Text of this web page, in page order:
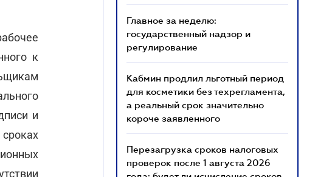
к
и
Главное за неделю:
государственный надзор и
регулирование
Кабмин продлил льготный период
для косметики без техрегламента,
а реальный срок значительно
короче заявленного
Перезагрузка сроков налоговых
проверок после 1 августа 2026